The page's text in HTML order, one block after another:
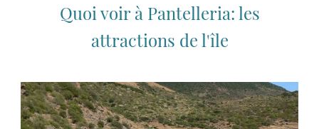
Quoi voir à Pantelleria: les
attractions de l'île